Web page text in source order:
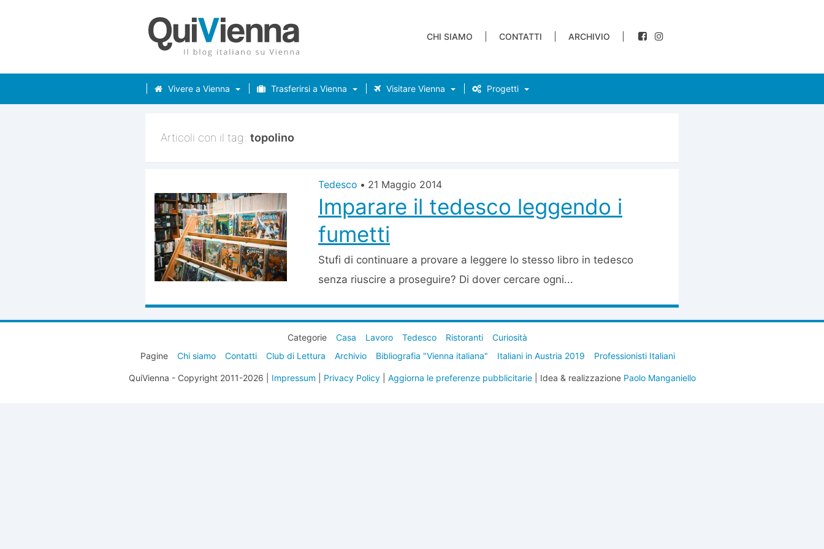
CHI SIAMO CONTATTI ARCHIVIO
Vivere a Vienna Trasferirsi a Vienna Visitare Vienna Progetti
Articoli con il tag: topolino
Tedesco • 21 Maggio 2014
Imparare il tedesco leggendo i
fumetti
Stufi di continuare a provare a leggere lo stesso libro in tedesco
senza riuscire a proseguire? Di dover cercare ogni...
Categorie Casa Lavoro Tedesco Ristoranti
Curiosità
Pagine
Chi siamo Contatti Club di Lettura Archivio Bibliografia "Vienna italiana" Italiani in Austria 2019 Professionisti Italiani
QuiVienna - Copyright 2011-2026 | Impressum Privacy Policy| Aggiorna le preferenze pubblicitarie| Idea & realizzazione Paolo Manganiello